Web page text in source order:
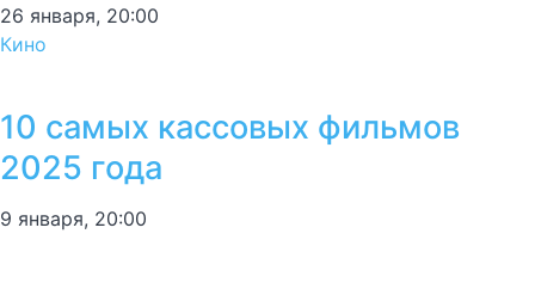
26 января, 20:00
Кино
10 самых кассовых фильмов
2025 года
9 января, 20:00